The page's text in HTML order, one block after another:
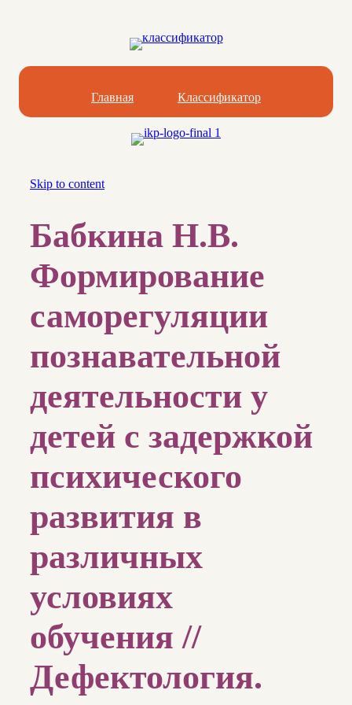
Главная Классификатор
Skip to content
Бабкина Н.В.
Формирование
саморегуляции
познавательной
деятельности у
детей с задержкой
психического
развития в
различных
условиях
обучения //
Дефектология.